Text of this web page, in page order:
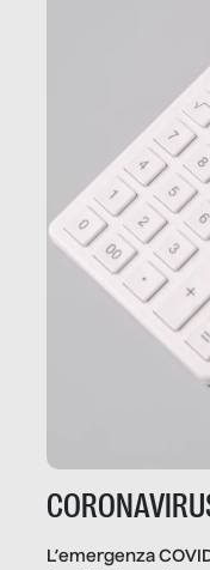
L’emergenza